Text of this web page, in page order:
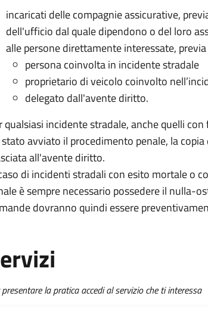
incaricati delle compagnie assicurative,
dell'ufficio dal quale dipendono o del loro
alle persone direttamente interessate,
persona coinvolta in incidente stradale
proprietario di veicolo coinvolto
delegato dall'avente diritto.
qualsiasi incidente stradale, anche quelli
avviato il procedimento penale, la
all'avente diritto.
di incidenti stradali con esito mortale o
è sempre necessario possedere il nulla-
dovranno quindi essere
presentare la pratica accedi al servizio che ti interessa